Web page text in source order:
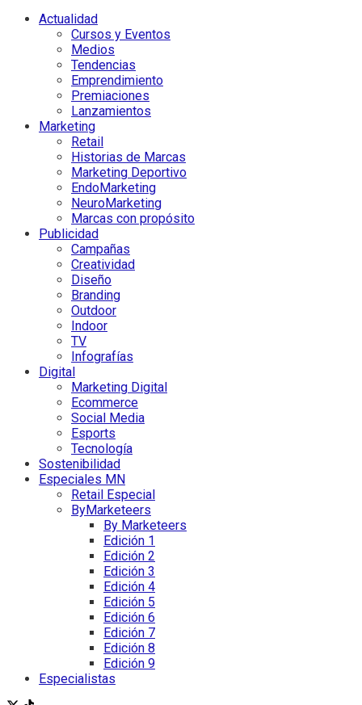
Actualidad
Cursos y Eventos
Medios
Tendencias
Emprendimiento
Premiaciones
Lanzamientos
Marketing
Retail
Historias de Marcas
Marketing Deportivo
EndoMarketing
NeuroMarketing
Marcas con propósito
Publicidad
Campañas
Creatividad
Diseño
Branding
Outdoor
Indoor
TV
Infografías
Digital
Marketing Digital
Ecommerce
Social Media
Esports
Tecnología
Sostenibilidad
Especiales MN
Retail Especial
ByMarketeers
By Marketeers
Edición 1
Edición 2
Edición 3
Edición 4
Edición 5
Edición 6
Edición 7
Edición 8
Edición 9
Especialistas